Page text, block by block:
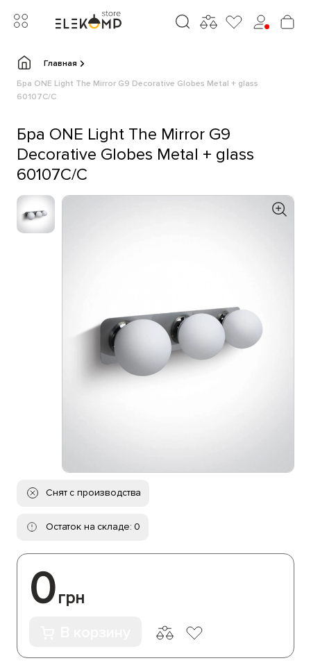
Главная
Бра ONE Light The Mirror G9 Decorative Globes Metal + glass
60107C/C
Бра ONE Light The Mirror G9
Decorative Globes Metal + glass
60107C/C
Снят с производства
Остаток на складе: 0
0грн